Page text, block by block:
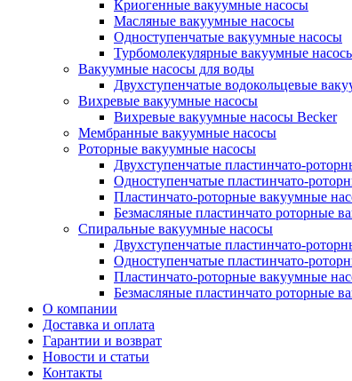
Криогенные вакуумные насосы
Масляные вакуумные насосы
Одноступенчатые вакуумные насосы
Турбомолекулярные вакуумные
Вакуумные насосы для воды
Двухступенчатые водокольцевые
Вихревые вакуумные насосы
Вихревые вакуумные насосы Becker
Мембранные вакуумные насосы
Роторные вакуумные насосы
Двухступенчатые пластинчато-
Одноступенчатые пластинчато-
Пластинчато-роторные вакуумные
Безмасляные пластинчато роторные
Спиральные вакуумные насосы
Двухступенчатые пластинчато-
Одноступенчатые пластинчато-
Пластинчато-роторные вакуумные
Безмасляные пластинчато роторные
О компании
Доставка и оплата
Гарантии и возврат
Новости и статьи
Контакты